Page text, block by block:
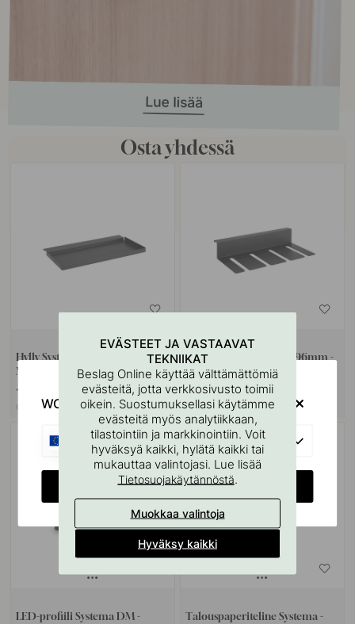
Osta yhdessä
Hylly Systema - 305mm -
Mattamusta
139 €
Varastossa
Lasinpidike Systema - 396mm -
Mattamusta
169 €
Tilaustuote*
LED-profiili Systema DM -
Talouspaperiteline Systema -
EVÄSTEET JA VASTAAVAT
TEKNIIKAT
Beslag Online käyttää välttämättömiä
evästeitä, jotta verkkosivusto toimii
oikein. Suostumuksellasi käytämme
evästeitä myös analytiikkaan,
tilastointiin ja markkinointiin. Voit
hyväksyä kaikki, hylätä kaikki tai
mukauttaa valintojasi. Lue lisää
Tietosuojakäytännöstä.
Muokkaa valintoja
Hyväksy kaikki
WOULD YOU RATHER VISIT?
EU
CHANGE COUNTRY